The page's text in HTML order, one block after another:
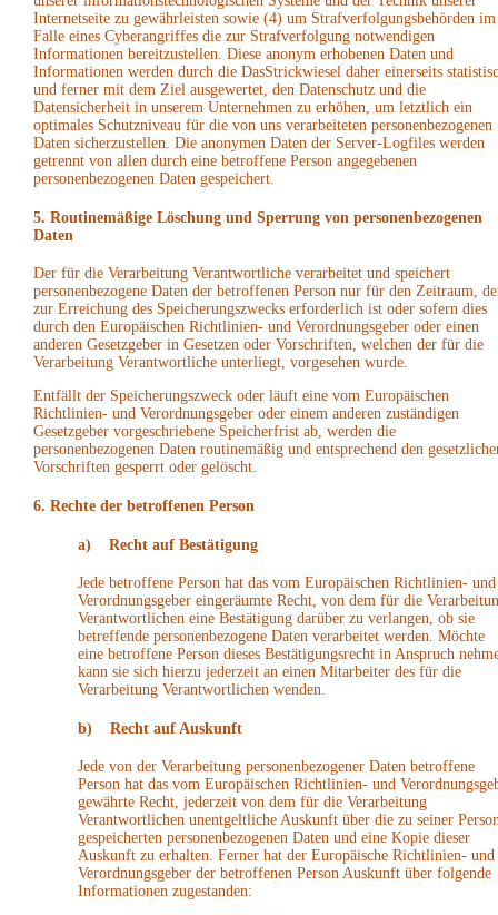
Internetseite zu gewährleisten sowie (4) um Strafverfolgungsbehörden im
Falle eines Cyberangriffes die zur Strafverfolgung notwendigen
Informationen bereitzustellen. Diese anonym erhobenen Daten und
Informationen werden durch die DasStrickwiesel daher einerseits
und ferner mit dem Ziel ausgewertet, den Datenschutz und die
Datensicherheit in unserem Unternehmen zu erhöhen, um letztlich ein
optimales Schutzniveau für die von uns verarbeiteten personenbezogenen
Daten sicherzustellen. Die anonymen Daten der Server-Logfiles werden
getrennt von allen durch eine betroffene Person angegebenen
personenbezogenen Daten gespeichert.
5. Routinemäßige Löschung und Sperrung von personenbezogenen
Daten
Der für die Verarbeitung Verantwortliche verarbeitet und speichert
personenbezogene Daten der betroffenen Person nur für den Zeitraum,
zur Erreichung des Speicherungszwecks erforderlich ist oder sofern dies
durch den Europäischen Richtlinien- und Verordnungsgeber oder einen
anderen Gesetzgeber in Gesetzen oder Vorschriften, welchen der für die
Verarbeitung Verantwortliche unterliegt, vorgesehen wurde.
Entfällt der Speicherungszweck oder läuft eine vom Europäischen
Richtlinien- und Verordnungsgeber oder einem anderen zuständigen
Gesetzgeber vorgeschriebene Speicherfrist ab, werden die
personenbezogenen Daten routinemäßig und entsprechend den
Vorschriften gesperrt oder gelöscht.
6. Rechte der betroffenen Person
a) Recht auf Bestätigung
Jede betroffene Person hat das vom Europäischen Richtlinien- und
Verordnungsgeber eingeräumte Recht, von dem für die
Verantwortlichen eine Bestätigung darüber zu verlangen, ob sie
betreffende personenbezogene Daten verarbeitet werden. Möchte
eine betroffene Person dieses Bestätigungsrecht in Anspruch
kann sie sich hierzu jederzeit an einen Mitarbeiter des für die
Verarbeitung Verantwortlichen wenden.
b) Recht auf Auskunft
Jede von der Verarbeitung personenbezogener Daten betroffene
Person hat das vom Europäischen Richtlinien- und
gewährte Recht, jederzeit von dem für die Verarbeitung
Verantwortlichen unentgeltliche Auskunft über die zu seiner
gespeicherten personenbezogenen Daten und eine Kopie dieser
Auskunft zu erhalten. Ferner hat der Europäische Richtlinien- und
Verordnungsgeber der betroffenen Person Auskunft über folgende
Informationen zugestanden: